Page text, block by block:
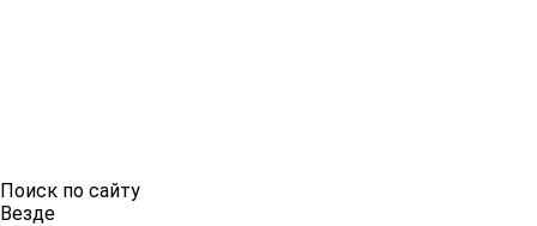
Поиск по сайту
Везде